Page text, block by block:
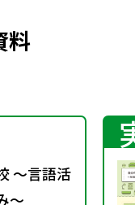
料
～言語活
～